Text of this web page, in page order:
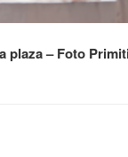
plaza – Foto